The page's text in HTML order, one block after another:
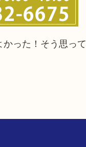
った！そう思っ